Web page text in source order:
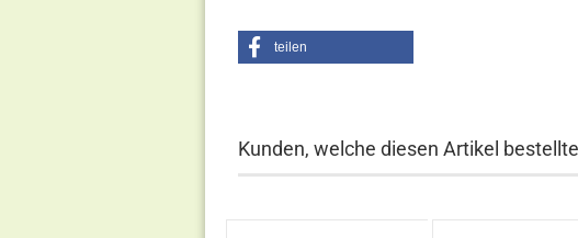
teilen
Kunden, welche diesen Artikel